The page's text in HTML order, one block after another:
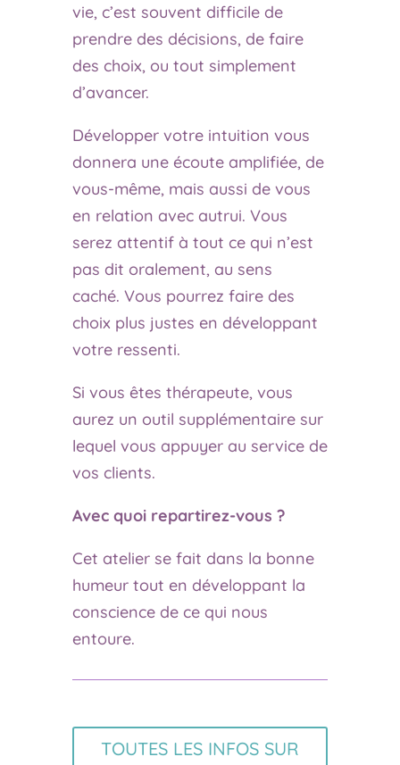
vie, c’est souvent difficile de
prendre des décisions, de faire
des choix, ou tout simplement
d’avancer.
Développer votre intuition vous
donnera une écoute amplifiée, de
vous-même, mais aussi de vous
en relation avec autrui. Vous
serez attentif à tout ce qui n’est
pas dit oralement, au sens
caché. Vous pourrez faire des
choix plus justes en développant
votre ressenti.
Si vous êtes thérapeute, vous
aurez un outil supplémentaire sur
lequel vous appuyer au service de
vos clients.
Avec quoi repartirez-vous ?
Cet atelier se fait dans la bonne
humeur tout en développant la
conscience de ce qui nous
entoure.
TOUTES LES INFOS SUR